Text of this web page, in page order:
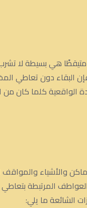
هي بسيطة لا
البقاء دون تعاطي
الواقعية كلما كان
والأشياء والمواقف
المرتبطة
الشائعة ما يلي: